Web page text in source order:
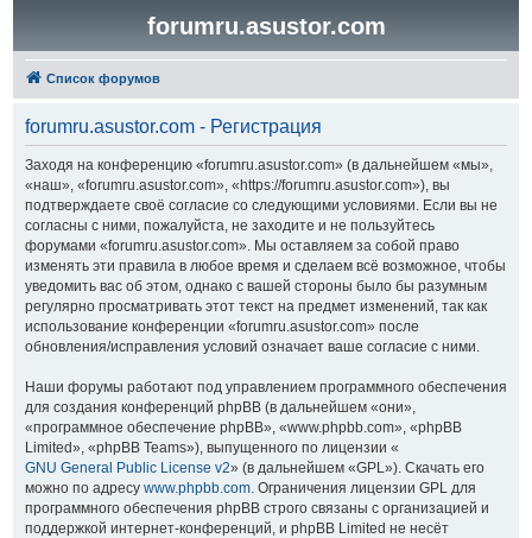
forumru.asustor.com
Список форумов
forumru.asustor.com - Регистрация
Заходя на конференцию «forumru.asustor.com» (в дальнейшем «мы»,
«наш», «forumru.asustor.com», «https://forumru.asustor.com»), вы
подтверждаете своё согласие со следующими условиями. Если вы не
согласны с ними, пожалуйста, не заходите и не пользуйтесь
форумами «forumru.asustor.com». Мы оставляем за собой право
изменять эти правила в любое время и сделаем всё возможное, чтобы
уведомить вас об этом, однако с вашей стороны было бы разумным
регулярно просматривать этот текст на предмет изменений, так как
использование конференции «forumru.asustor.com» после
обновления/исправления условий означает ваше согласие с ними.
Наши форумы работают под управлением программного обеспечения
для создания конференций phpBB (в дальнейшем «они»,
«программное обеспечение phpBB», «www.phpbb.com», «phpBB
Limited», «phpBB Teams»), выпущенного по лицензии «
GNU General Public License v2» (в дальнейшем «GPL»). Скачать его
можно по адресу www.phpbb.com. Ограничения лицензии GPL для
программного обеспечения phpBB строго связаны с организацией и
поддержкой интернет-конференций, и phpBB Limited не несёт